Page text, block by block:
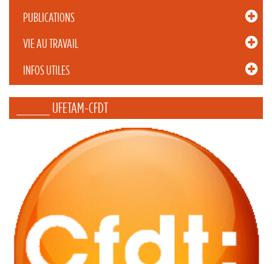
PUBLICATIONS
VIE AU TRAVAIL
INFOS UTILES
_____ UFETAM-CFDT